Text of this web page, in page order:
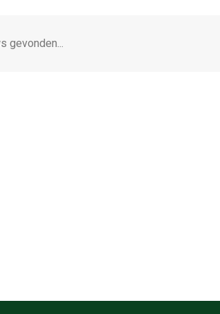
gevonden...